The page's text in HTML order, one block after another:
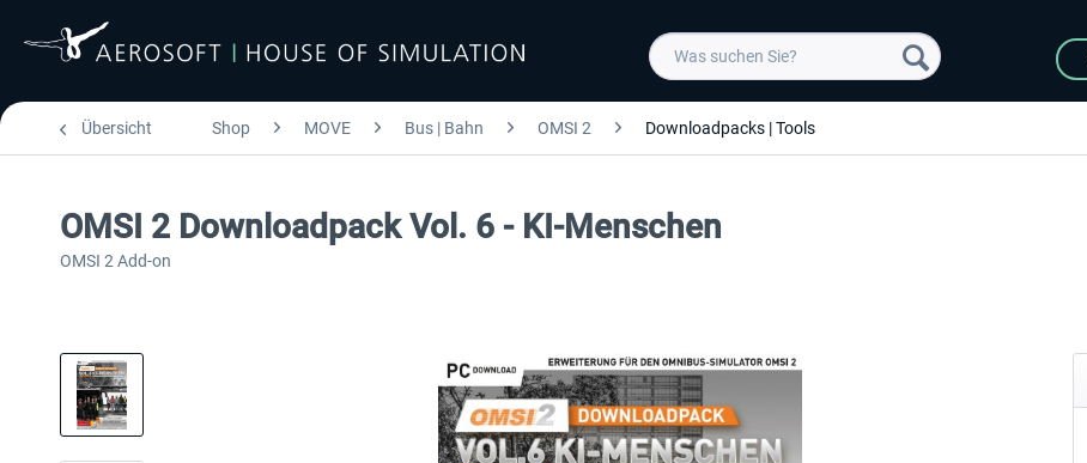
Übersicht Shop MOVE Bus | Bahn OMSI 2 Downloadpacks | Tools
OMSI 2 Downloadpack Vol. 6 - KI-Menschen
OMSI 2 Add-on